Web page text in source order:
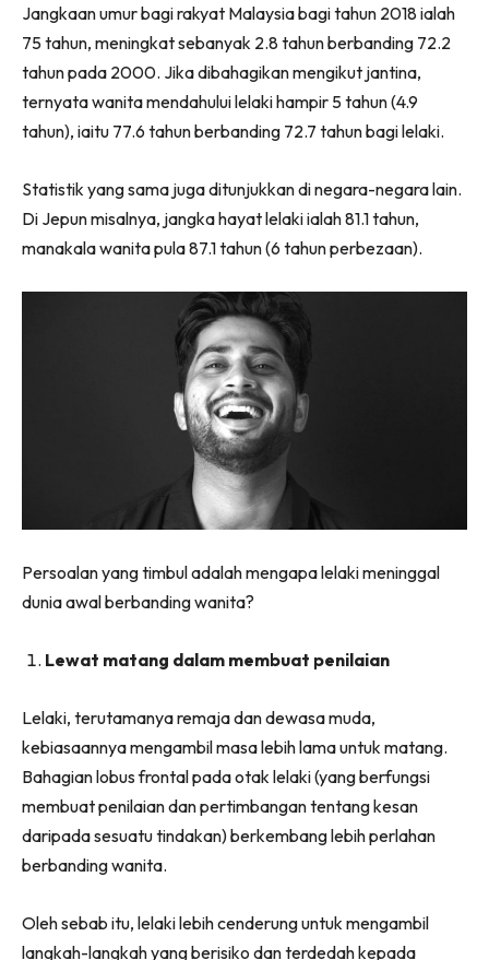
(Twitter)
Jangkaan umur bagi rakyat Malaysia bagi tahun 2018 ialah
75 tahun, meningkat sebanyak 2.8 tahun berbanding 72.2
tahun pada 2000. Jika dibahagikan mengikut jantina,
ternyata wanita mendahului lelaki hampir 5 tahun (4.9
tahun), iaitu 77.6 tahun berbanding 72.7 tahun bagi lelaki.
Statistik yang sama juga ditunjukkan di negara-negara lain.
Di Jepun misalnya, jangka hayat lelaki ialah 81.1 tahun,
manakala wanita pula 87.1 tahun (6 tahun perbezaan).
Persoalan yang timbul adalah mengapa lelaki meninggal
dunia awal berbanding wanita?
Lewat matang dalam membuat penilaian
Lelaki, terutamanya remaja dan dewasa muda,
kebiasaannya mengambil masa lebih lama untuk matang.
Bahagian lobus frontal pada otak lelaki (yang berfungsi
membuat penilaian dan pertimbangan tentang kesan
daripada sesuatu tindakan) berkembang lebih perlahan
berbanding wanita.
Oleh sebab itu, lelaki lebih cenderung untuk mengambil
langkah-langkah yang berisiko dan terdedah kepada